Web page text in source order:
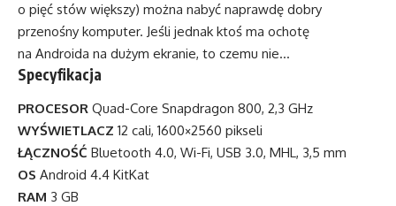
o pięć stów większy) można nabyć naprawdę dobry
przenośny komputer. Jeśli jednak ktoś ma ochotę
na Androida na dużym ekranie, to czemu nie…
Specyfikacja
PROCESOR Quad-Core Snapdragon 800, 2,3 GHz
WYŚWIETLACZ 12 cali, 1600×2560 pikseli
ŁĄCZNOŚĆ Bluetooth 4.0, Wi-Fi, USB 3.0, MHL, 3,5 mm
OS Android 4.4 KitKat
RAM 3 GB